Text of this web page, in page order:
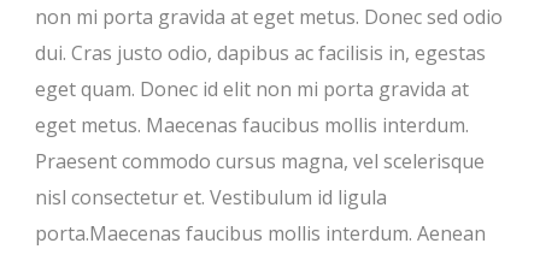
non mi porta gravida at eget metus. Donec sed odio
dui. Cras justo odio, dapibus ac facilisis in, egestas
eget quam. Donec id elit non mi porta gravida at
eget metus. Maecenas faucibus mollis interdum.
Praesent commodo cursus magna, vel scelerisque
nisl consectetur et. Vestibulum id ligula
porta.Maecenas faucibus mollis interdum. Aenean